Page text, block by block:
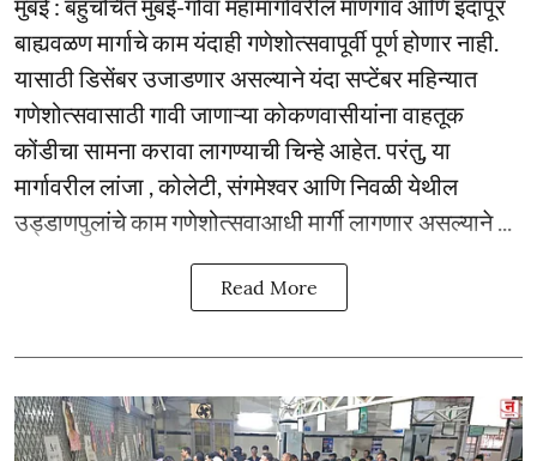
मुंबई : बहुचर्चित मुंबई-गोवा महामार्गावरील माणगाव आणि इंदापूर
बाह्यवळण मार्गाचे काम यंदाही गणेशोत्सवापूर्वी पूर्ण होणार नाही.
यासाठी डिसेंबर उजाडणार असल्याने यंदा सप्टेंबर महिन्यात
गणेशोत्सवासाठी गावी जाणाऱ्या कोकणवासीयांना वाहतूक
कोंडीचा सामना करावा लागण्याची चिन्हे आहेत. परंतु, या
मार्गावरील लांजा , कोलेटी, संगमेश्वर आणि निवळी येथील
उड्डाणपुलांचे काम गणेशोत्सवाआधी मार्गी लागणार असल्याने ...
Read More